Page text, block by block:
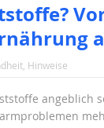
Hinweise
angeblich